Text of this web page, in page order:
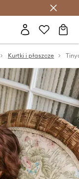
Kurtki i płaszcze